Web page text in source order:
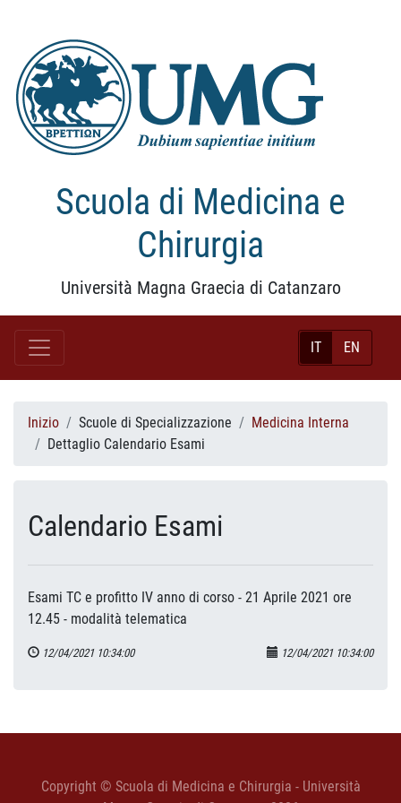
Scuola di Medicina e
Chirurgia
Università Magna Graecia di Catanzaro
IT EN
Inizio Scuole di Specializzazione
Medicina Interna
Dettaglio Calendario Esami
Calendario Esami
Esami TC e profitto IV anno di corso - 21 Aprile 2021 ore
12.45 - modalità telematica
12/04/2021 10:34:00 12/04/2021 10:34:00
Copyright © Scuola di Medicina e Chirurgia - Università